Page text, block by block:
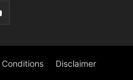
Conditions Disclaimer